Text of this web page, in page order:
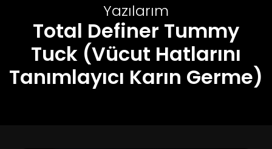
Yazılarım
Total Definer Tummy
Tuck (Vücut Hatlarını
Tanımlayıcı Karın Germe)